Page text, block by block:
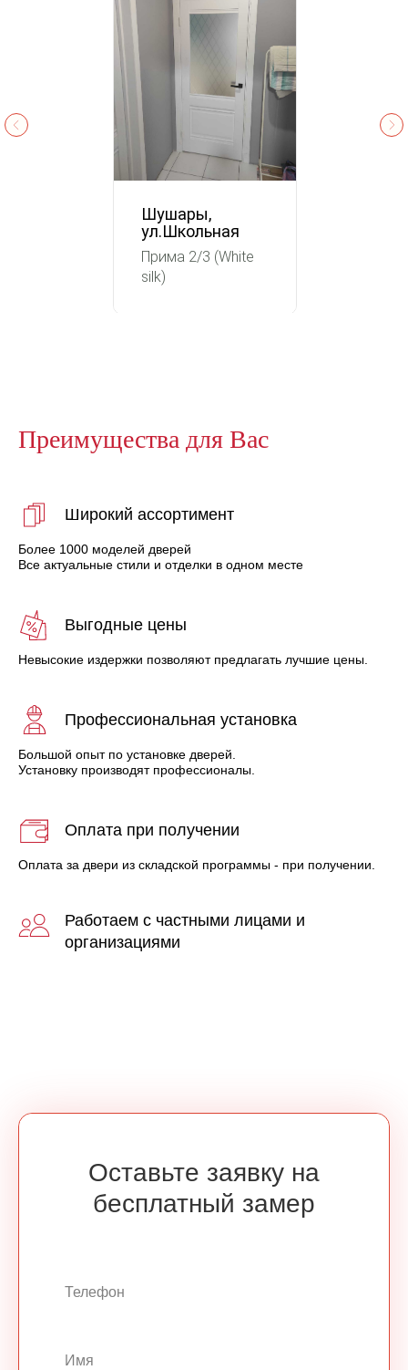
Шушары,
ул.Школьная
Прима 2/3 (White
silk)
Преимущества для Вас
Широкий ассортимент
Более 1000 моделей дверей
Все актуальные стили и отделки в одном месте
Выгодные цены
Невысокие издержки позволяют предлагать лучшие цены.
Профессиональная установка
Большой опыт по установке дверей.
Установку производят профессионалы.
Оплата при получении
Оплата за двери из складской программы - при получении.
Работаем с частными лицами и
организациями
Оставьте заявку на
бесплатный замер